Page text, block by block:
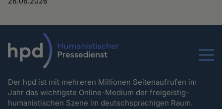
Menu
Der hpd ist mit mehreren Millionen Seitenaufrufen im
Jahr das wichtigste Online-Medium der freigeistig-
humanistischen Szene im deutschsprachigen Raum.